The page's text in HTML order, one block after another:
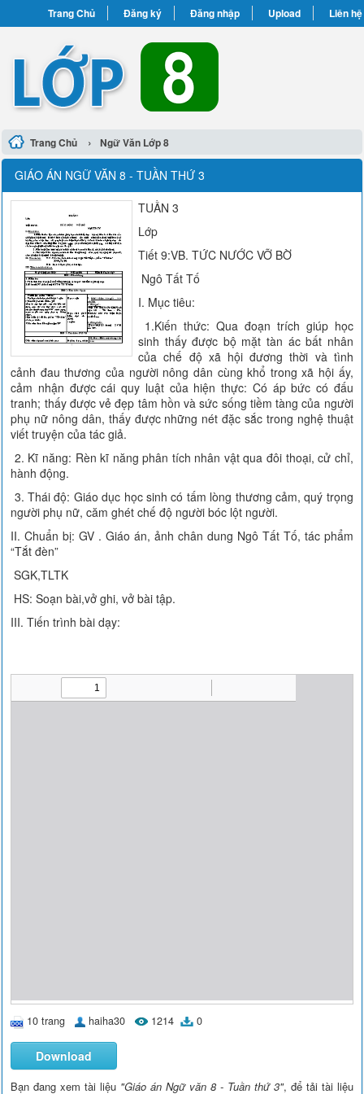
Trang Chủ Đăng ký Đăng nhập Upload Liên hệ
Trang Chủ › Ngữ Văn Lớp 8
GIÁO ÁN NGỮ VĂN 8 - TUẦN THỨ 3
TUẦN 3
Lớp
Tiết 9:VB. TỨC NƯỚC VỠ BỜ
Ngô Tất Tố
I. Mục tiêu:
1.Kiến thức: Qua đoạn trích giúp học
sinh thấy được bộ mặt tàn ác bất nhân
của chế độ xã hội đương thời và tình
cảnh đau thương của người nông dân cùng khổ trong xã hội ấy,
cảm nhận được cái quy luật của hiện thực: Có áp bức có đấu
tranh; thấy được vẻ đẹp tâm hồn và sức sống tiềm tàng của người
phụ nữ nông dân, thấy được những nét đặc sắc trong nghệ thuật
viết truyện của tác giả.
2. Kĩ năng: Rèn kĩ năng phân tích nhân vật qua đôi thoại, cử chỉ,
hành động.
3. Thái độ: Giáo dục học sinh có tấm lòng thương cảm, quý trọng
người phụ nữ, căm ghét chế độ người bóc lột người.
II. Chuẩn bị: GV . Giáo án, ảnh chân dung Ngô Tất Tố, tác phẩm
“Tắt đèn”
SGK,TLTK
HS: Soạn bài,vở ghi, vở bài tập.
III. Tiến trình bài dạy:
10 trang haiha30 1214 0
Download
Bạn đang xem tài liệu "Giáo án Ngữ văn 8 - Tuần thứ 3", để tải tài liệu